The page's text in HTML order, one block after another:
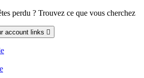
perdu ? Trouvez ce que vous cherchez
account links 